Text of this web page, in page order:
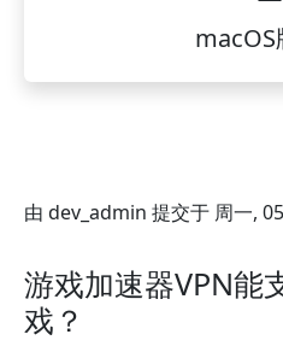
由 dev_admin 提交于 周一,
游戏加速器VPN能
戏？